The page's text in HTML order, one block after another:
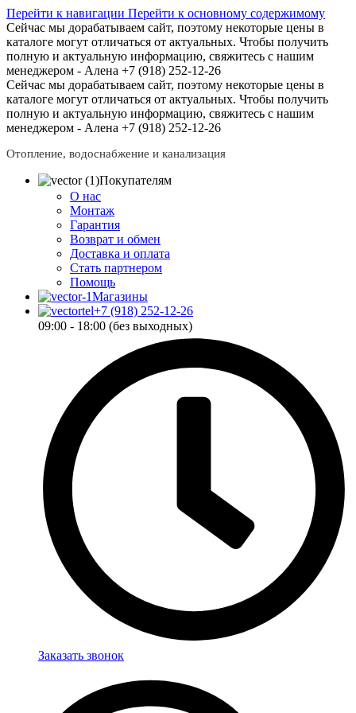
Перейти к навигации Перейти к основному содержимому
Сейчас мы дорабатываем сайт, поэтому некоторые цены в
каталоге могут отличаться от актуальных. Чтобы получить
полную и актуальную информацию, свяжитесь с нашим
менеджером - Алена +7 (918) 252-12-26
Сейчас мы дорабатываем сайт, поэтому некоторые цены в
каталоге могут отличаться от актуальных. Чтобы получить
полную и актуальную информацию, свяжитесь с нашим
менеджером - Алена +7 (918) 252-12-26
Отопление, водоснабжение и канализация
Покупателям
О нас
Монтаж
Гарантия
Возврат и обмен
Доставка и оплата
Стать партнером
Помощь
Магазины
+7 (918) 252-12-26
09:00 - 18:00 (без выходных)
Заказать звонок